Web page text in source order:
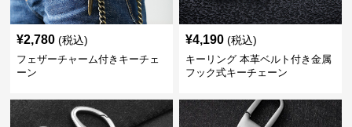
¥2,780 (税込)
フェザーチャーム付きキーチェ
ーン
¥4,190 (税込)
キーリング 本革ベルト付き金属
フック式キーチェーン